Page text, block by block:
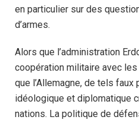
en particulier sur des
d’armes.
Alors que l’administration
coopération militaire avec les
que l’Allemagne, de tels
idéologique et diplomatique
nations. La politique de